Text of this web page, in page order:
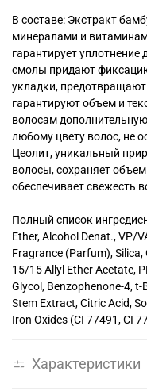
В составе: Экстракт
минералами и
гарантирует
смолы придают
укладки,
гарантируют объем и
волосам дополнительную
любому цвету волос, не
Цеолит, уникальный
волосы, сохраняет
обеспечивает свежесть
Полный список
Ether, Alcohol Denat., VP/
Fragrance (Parfum), Silica,
15/15 Allyl Ether Acetate,
Glycol, Benzophenone-4,
Stem Extract, Citric Acid,
Iron Oxides (CI 77491, CI
Характеристики